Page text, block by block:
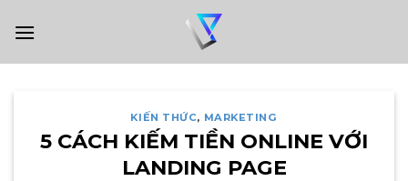
KIẾN THỨC, MARKETING
5 CÁCH KIẾM TIỀN ONLINE VỚI
LANDING PAGE